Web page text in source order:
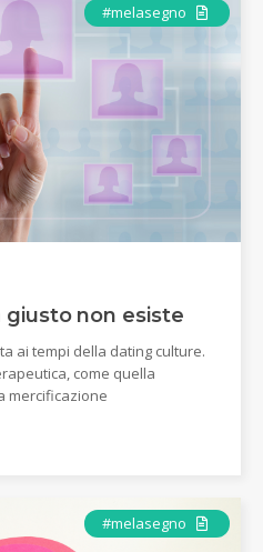
#melasegno Articolo
giusto non esiste
ai tempi della dating culture.
come quella
mercificazione
#melasegno Articolo